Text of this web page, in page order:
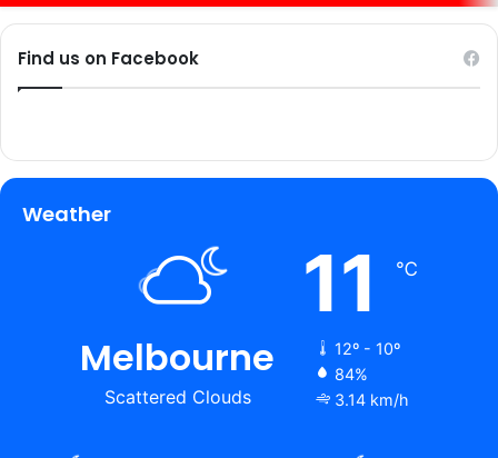
Find us on Facebook
Weather
Melbourne
Scattered Clouds
11 ℃
12º - 10º
84%
3.14 km/h